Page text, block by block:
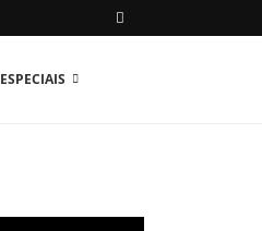
ESPECIAIS